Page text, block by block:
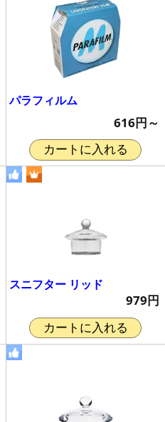
パラフィルム
616円～
カートに入れる
スニフター リッド
979円
カートに入れる